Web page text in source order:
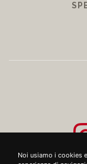
Noi usiamo i cookies